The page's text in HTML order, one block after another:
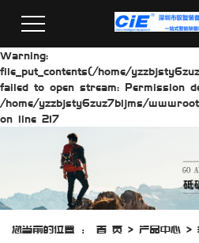
Warning:
file_put_contents(/home/
failed to open stream: Permission
/home/yzzbjsty6zuz7bljms/
on line 217
您当前的位置 ： 首 页 > 产品中心 >